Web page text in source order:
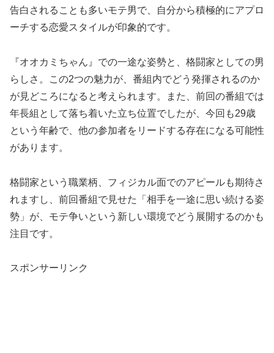
告白されることも多いモテ男で、自分から積極的にアプロ
ーチする恋愛スタイルが印象的です。
『オオカミちゃん』での一途な姿勢と、格闘家としての男
らしさ。この2つの魅力が、番組内でどう発揮されるのか
が見どころになると考えられます。また、前回の番組では
年長組として落ち着いた立ち位置でしたが、今回も29歳
という年齢で、他の参加者をリードする存在になる可能性
があります。
格闘家という職業柄、フィジカル面でのアピールも期待さ
れますし、前回番組で見せた「相手を一途に思い続ける姿
勢」が、モテ争いという新しい環境でどう展開するのかも
注目です。
スポンサーリンク